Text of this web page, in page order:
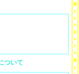
ついて